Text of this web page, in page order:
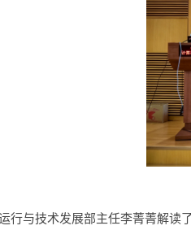
行与技术发展部主任李菁菁解读 了